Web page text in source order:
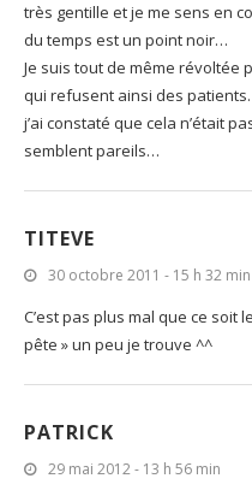
très gentille et je me sens en
du temps est un point noir…
Je suis tout de même révoltée
qui refusent ainsi des
j’ai constaté que cela n’était
semblent pareils…
TITEVE
30 octobre 2011 - 15 h 32 min
C’est pas plus mal que ce
pête » un peu je trouve ^^
PATRICK
29 mai 2012 - 13 h 56 min